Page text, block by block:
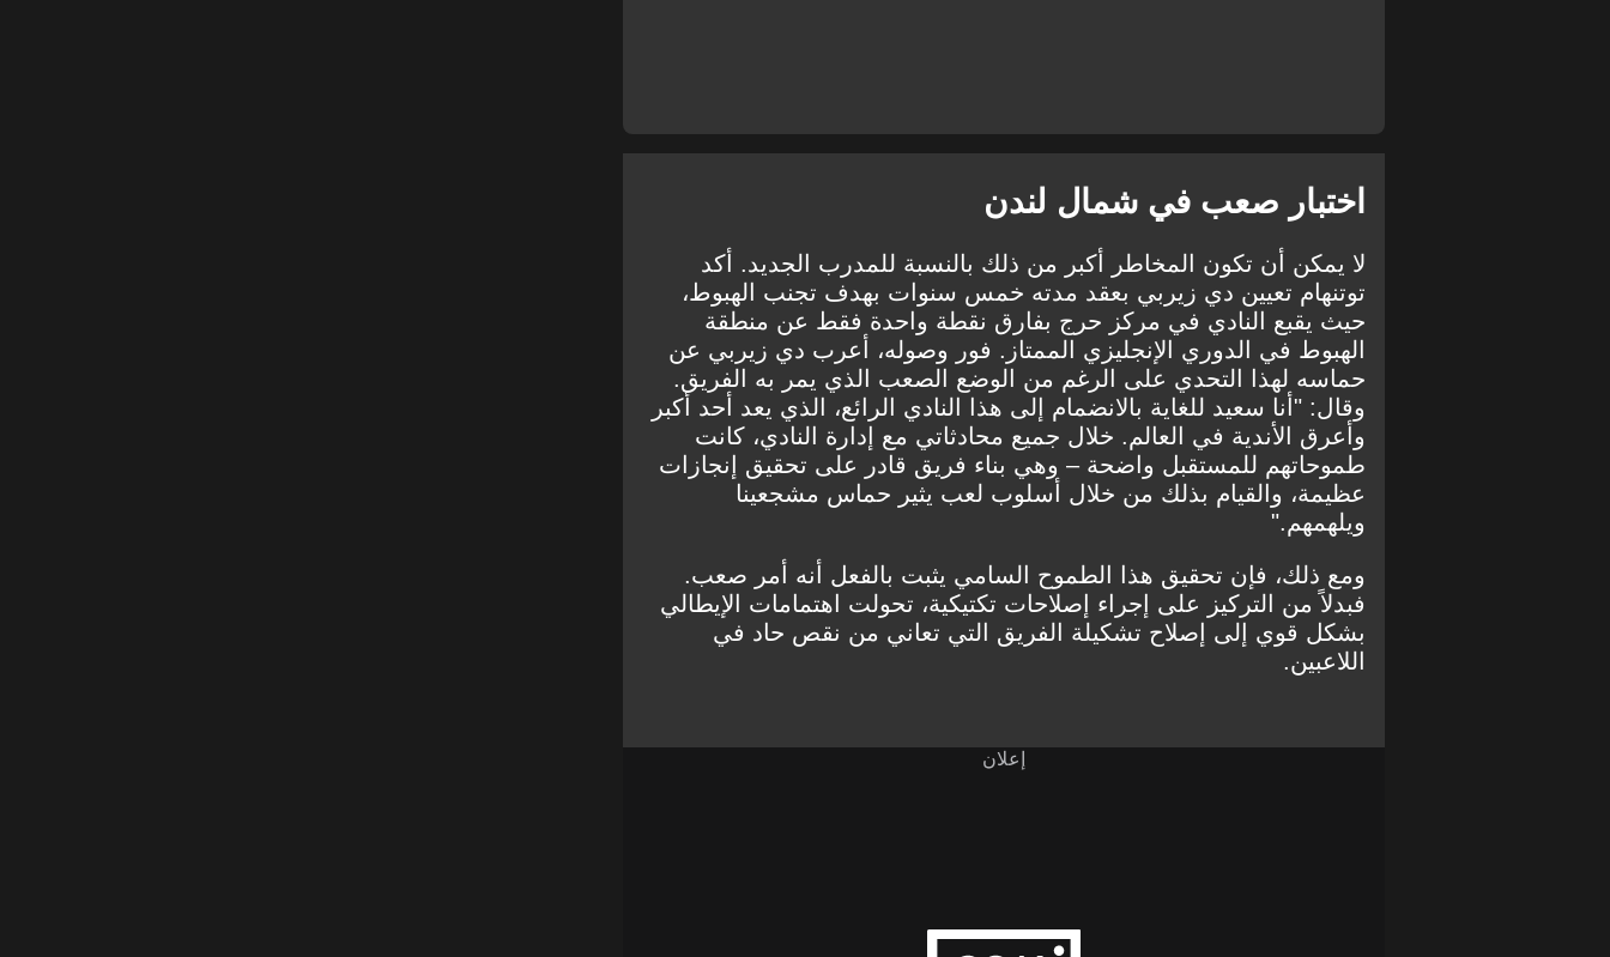
اختبار صعب في شمال لندن
لا يمكن أن تكون المخاطر أكبر من ذلك بالنسبة للمدرب الجديد. أكد
توتنهام تعيين دي زيربي بعقد مدته خمس سنوات بهدف تجنب الهبوط،
حيث يقبع النادي في مركز حرج بفارق نقطة واحدة فقط عن منطقة
الهبوط في الدوري الإنجليزي الممتاز. فور وصوله، أعرب دي زيربي عن
حماسه لهذا التحدي على الرغم من الوضع الصعب الذي يمر به الفريق.
وقال: "أنا سعيد للغاية بالانضمام إلى هذا النادي الرائع، الذي يعد أحد أكبر
وأعرق الأندية في العالم. خلال جميع محادثاتي مع إدارة النادي، كانت
طموحاتهم للمستقبل واضحة – وهي بناء فريق قادر على تحقيق إنجازات
عظيمة، والقيام بذلك من خلال أسلوب لعب يثير حماس مشجعينا
ويلهمهم."
ومع ذلك، فإن تحقيق هذا الطموح السامي يثبت بالفعل أنه أمر صعب.
فبدلاً من التركيز على إجراء إصلاحات تكتيكية، تحولت اهتمامات الإيطالي
بشكل قوي إلى إصلاح تشكيلة الفريق التي تعاني من نقص حاد في
اللاعبين.
إعلان